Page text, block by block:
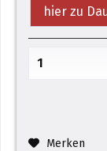
hier zu
Merken